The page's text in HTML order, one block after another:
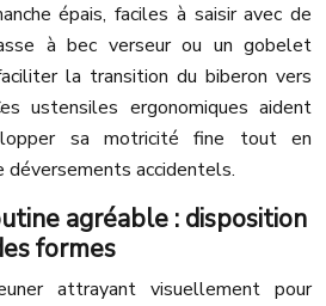
épais, faciles à saisir avec de
à bec verseur ou un gobelet
la transition du biberon vers
ustensiles ergonomiques aident
sa motricité fine tout en
déversements accidentels.
agréable : disposition
formes
attrayant visuellement pour